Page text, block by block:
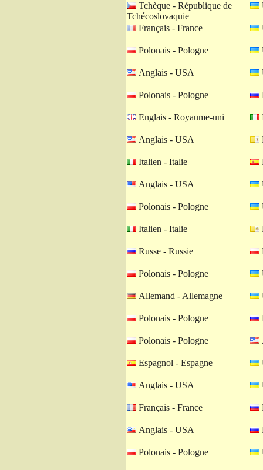
Tchèque - République de
Tchécoslovaquie
Français - France
Polonais - Pologne
Anglais - USA
Polonais - Pologne
Englais - Royaume-uni
Anglais - USA
Italien - Italie
Anglais - USA
Polonais - Pologne
Italien - Italie
Russe - Russie
Polonais - Pologne
Allemand - Allemagne
Polonais - Pologne
Polonais - Pologne
Espagnol - Espagne
Anglais - USA
Français - France
Anglais - USA
Polonais - Pologne